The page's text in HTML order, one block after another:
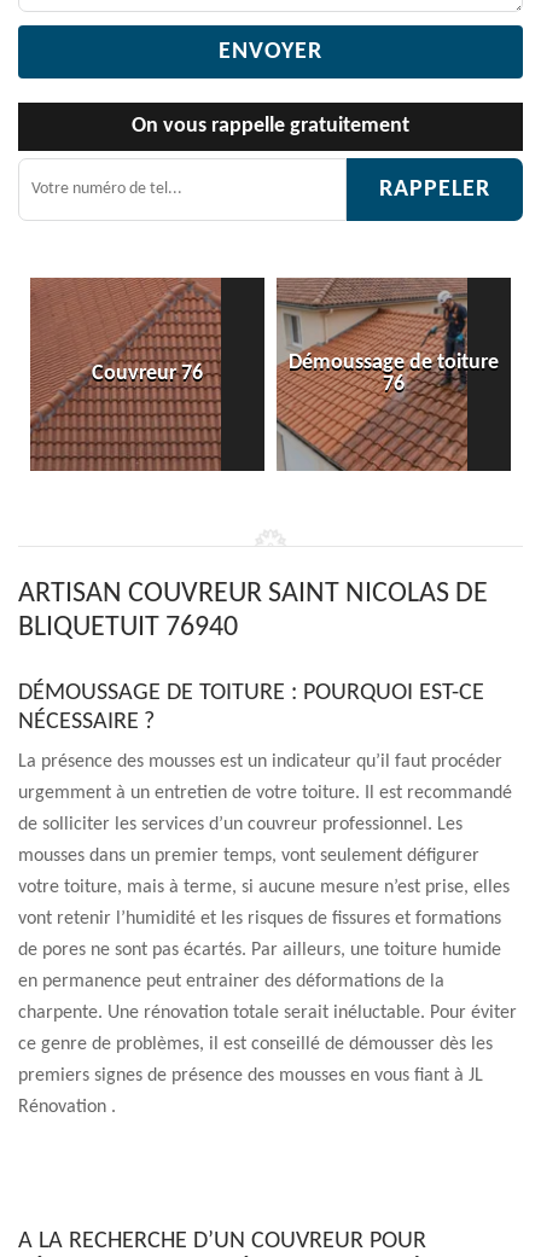
On vous rappelle gratuitement
Démoussage de toiture
76
Etanchéité toiture 76
ARTISAN COUVREUR SAINT NICOLAS DE
BLIQUETUIT 76940
DÉMOUSSAGE DE TOITURE : POURQUOI EST-CE
NÉCESSAIRE ?
La présence des mousses est un indicateur qu’il faut procéder
urgemment à un entretien de votre toiture. Il est recommandé
de solliciter les services d’un couvreur professionnel. Les
mousses dans un premier temps, vont seulement défigurer
votre toiture, mais à terme, si aucune mesure n’est prise, elles
vont retenir l’humidité et les risques de fissures et formations
de pores ne sont pas écartés. Par ailleurs, une toiture humide
en permanence peut entrainer des déformations de la
charpente. Une rénovation totale serait inéluctable. Pour éviter
ce genre de problèmes, il est conseillé de démousser dès les
premiers signes de présence des mousses en vous fiant à JL
Rénovation .
A LA RECHERCHE D’UN COUVREUR POUR